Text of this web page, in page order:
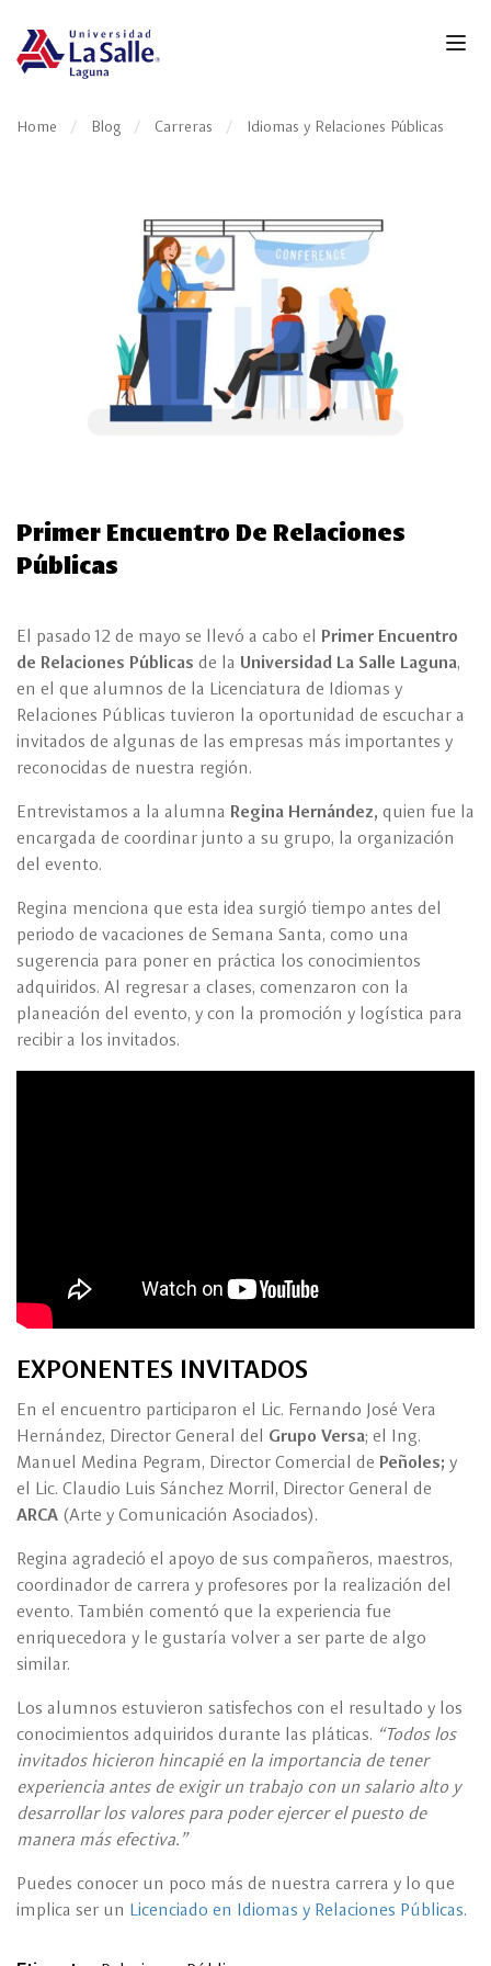
Home Blog Carreras Idiomas y Relaciones Públicas
Primer Encuentro De Relaciones
Públicas
El pasado 12 de mayo se llevó a cabo el Primer Encuentro
de Relaciones Públicas de la Universidad La Salle Laguna,
en el que alumnos de la Licenciatura de Idiomas y
Relaciones Públicas tuvieron la oportunidad de escuchar a
invitados de algunas de las empresas más importantes y
reconocidas de nuestra región.
Entrevistamos a la alumna Regina Hernández, quien fue la
encargada de coordinar junto a su grupo, la organización
del evento.
Regina menciona que esta idea surgió tiempo antes del
periodo de vacaciones de Semana Santa, como una
sugerencia para poner en práctica los conocimientos
adquiridos. Al regresar a clases, comenzaron con la
planeación del evento, y con la promoción y logística para
recibir a los invitados.
EXPONENTES INVITADOS
En el encuentro participaron el Lic. Fernando José Vera
Hernández, Director General del Grupo Versa; el Ing.
Manuel Medina Pegram, Director Comercial de Peñoles; y
el Lic. Claudio Luis Sánchez Morril, Director General de
ARCA (Arte y Comunicación Asociados).
Regina agradeció el apoyo de sus compañeros, maestros,
coordinador de carrera y profesores por la realización del
evento. También comentó que la experiencia fue
enriquecedora y le gustaría volver a ser parte de algo
similar.
Los alumnos estuvieron satisfechos con el resultado y los
conocimientos adquiridos durante las pláticas. “Todos los
invitados hicieron hincapié en la importancia de tener
experiencia antes de exigir un trabajo con un salario alto y
desarrollar los valores para poder ejercer el puesto de
manera más efectiva.”
Puedes conocer un poco más de nuestra carrera y lo que
implica ser un Licenciado en Idiomas y Relaciones Públicas.